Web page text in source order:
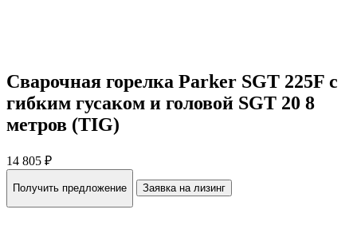
Сварочная горелка Parker SGT 225F с
гибким гусаком и головой SGT 20 8
метров (TIG)
14 805 ₽
Получить предложение Заявка на лизинг